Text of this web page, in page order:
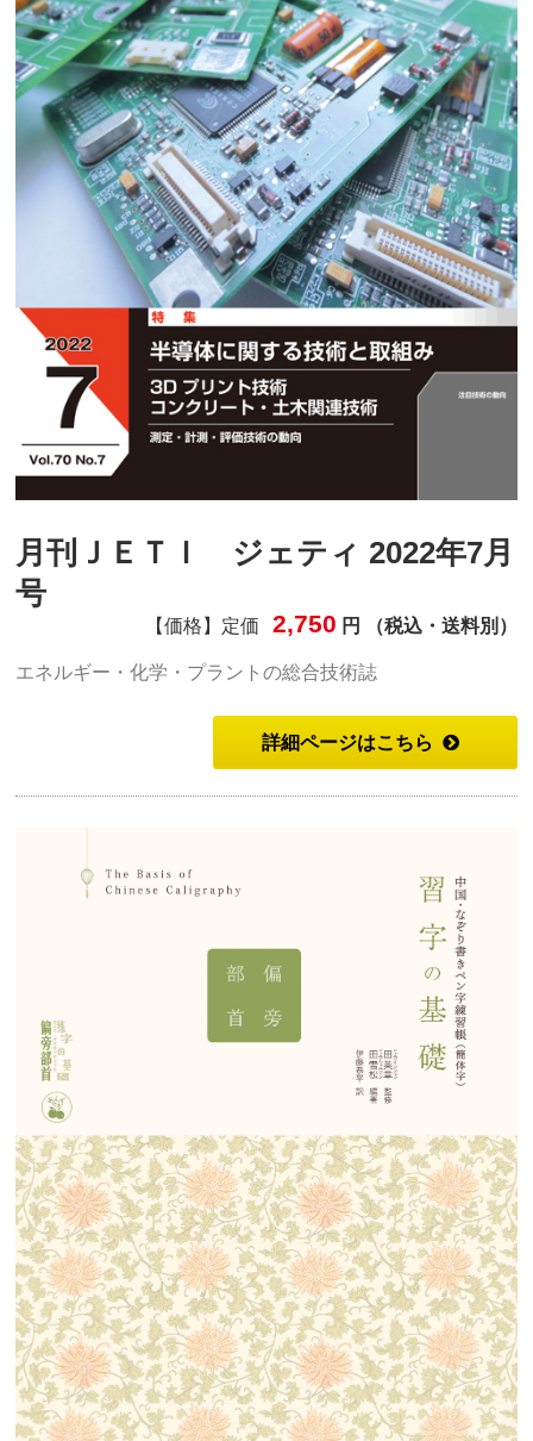
月刊ＪＥＴＩ ジェティ 2022年7月
号
【価格】定価 2,750 円 （税込・送料別）
エネルギー・化学・プラントの総合技術誌
詳細ページはこちら